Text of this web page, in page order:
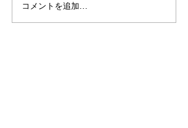
【2日間限定】最新のキッ
チン・お風呂・トイレを
コメントを追加…